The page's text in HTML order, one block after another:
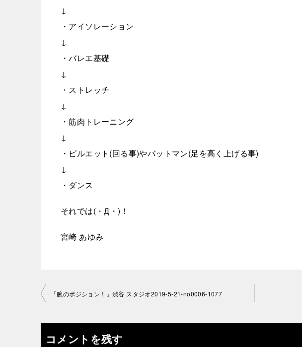
↓
・アイソレーション
↓
・バレエ基礎
↓
・ストレッチ
↓
・筋肉トレーニング
↓
・ピルエット(回る事)やバットマン(足を高く上げる事)
↓
・ダンス
それでは(・Д・)！
宮崎 あゆみ
投
ナ
「腕のポジション！」渋谷 スタジオ2019-5-21-no0006-1077
コメントを残す